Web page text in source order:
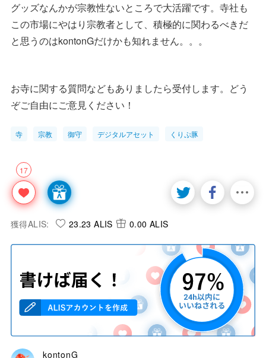
グッズなんかが宗教性ないところで大活躍です。寺社も
この市場にやはり宗教者として、積極的に関わるべきだ
と思うのはkontonGだけかも知れません。。。
お寺に関する質問などもありましたら受付します。どう
ぞご自由にご意見ください！
寺 宗教 御守 デジタルアセット くりぷ豚
17
獲得ALIS: 23.23 ALIS 0.00 ALIS
kontonG